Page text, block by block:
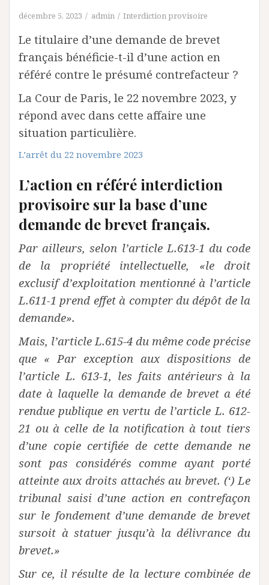
décembre 5, 2023 admin Interdiction provisoire
Le titulaire d’une demande de brevet
français bénéficie-t-il d’une action en
référé contre le présumé contrefacteur ?
La Cour de Paris, le 22 novembre 2023, y
répond avec dans cette affaire une
situation particulière.
L’arrêt du 22 novembre 2023
L’action en référé interdiction
provisoire sur la base d’une
demande de brevet français.
Par ailleurs, selon l’article L.613-1 du code
de la propriété intellectuelle, «le droit
exclusif d’exploitation mentionné à l’article
L.611-1 prend effet à compter du dépôt de la
demande».
Mais, l’article L.615-4 du même code précise
que « Par exception aux dispositions de
l’article L. 613-1, les faits antérieurs à la
date à laquelle la demande de brevet a été
rendue publique en vertu de l’article L. 612-
21 ou à celle de la notification à tout tiers
d’une copie certifiée de cette demande ne
sont pas considérés comme ayant porté
atteinte aux droits attachés au brevet. (‘) Le
tribunal saisi d’une action en contrefaçon
sur le fondement d’une demande de brevet
sursoit à statuer jusqu’à la délivrance du
brevet.»
Sur ce, il résulte de la lecture combinée de